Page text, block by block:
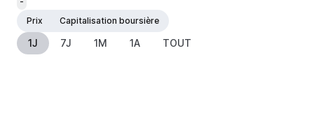
Prix
Capitalisation boursière
1J 7J 1M 1A TOUT